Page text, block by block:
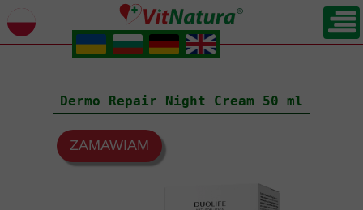
.
.
.
Dermo Repair Night Cream 50 ml
ZAMAWIAM